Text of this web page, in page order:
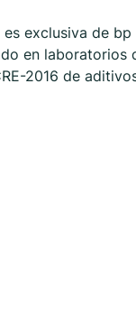
exclusiva de bp
en laboratorios
2016 de